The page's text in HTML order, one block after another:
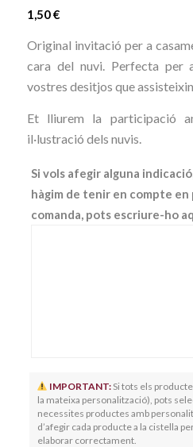
1,50€
Original invitació per a
cara del nuvi. Perfecta per
vostres desitjos que assisteixin
Et lliurem la participació
il·lustració dels nuvis.
Si vols afegir alguna
hàgim de tenir en compte en
comanda, pots escriure-ho
IMPORTANT: Si tots els
la mateixa personalització), pots
necessites productes amb
d’afegir cada producte a la cistella
elaborar correctament.